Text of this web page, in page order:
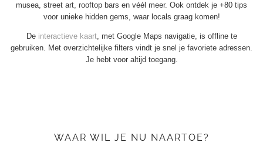
musea, street art, rooftop bars en véél meer. Ook ontdek je +80 tips
voor unieke hidden gems, waar locals graag komen!
De interactieve kaart, met Google Maps navigatie, is offline te
gebruiken. Met overzichtelijke filters vindt je snel je favoriete adressen.
Je hebt voor altijd toegang.
WAAR WIL JE NU NAARTOE?